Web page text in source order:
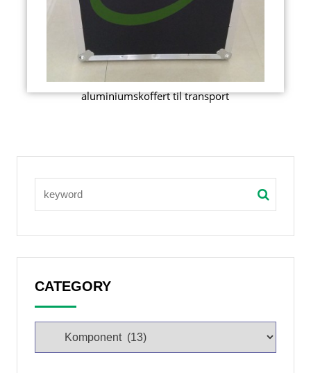
aluminiumskoffert til transport
CATEGORY